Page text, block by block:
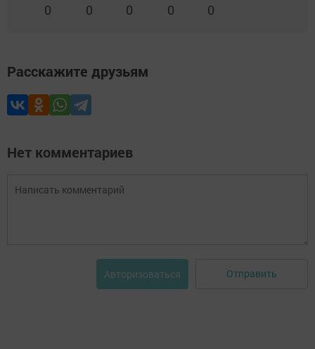
0 0 0 0 0
Расскажите друзьям
Нет комментариев
Авторизоваться Отправить